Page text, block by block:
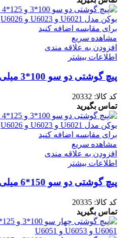
برای مقایسه اضافه کنید
مشاهده سریع
افزودن به علاقه مندی
اطلاعات بیشتر
پیچ گوشتی دو سو 100*3 میلی متر یوکن مدل U6021
کد کالا: 20332
تماس بگیرید
برای مقایسه اضافه کنید
مشاهده سریع
افزودن به علاقه مندی
اطلاعات بیشتر
پیچ گوشتی دو سو 150*6 میلی متر یوکن مدل U6026
کد کالا: 20335
تماس بگیرید